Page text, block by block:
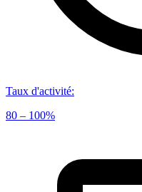
Taux d'activité:
80 – 100%